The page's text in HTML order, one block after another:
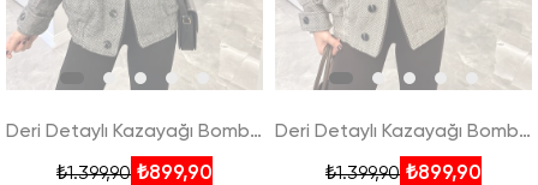
Deri Detaylı Kazayağı Bomber Ceket - Siyah
₺899,90
₺1.399,90
Deri Detaylı Kazayağı Bomber Ceket - Kahverengi
₺899,90
₺1.399,90